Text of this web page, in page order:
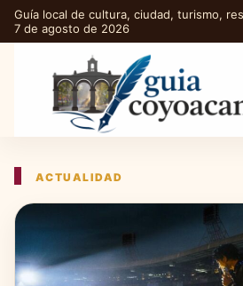
Guía local de cultura, ciudad, turismo,
7 de agosto de 2026
ACTUALIDAD